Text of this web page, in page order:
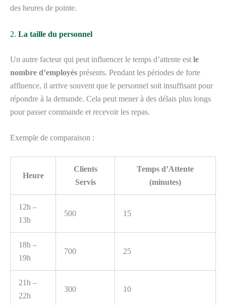
des heures de pointe.
2. La taille du personnel
Un autre facteur qui peut influencer le temps d’attente est le
nombre d’employés présents. Pendant les périodes de forte
affluence, il arrive souvent que le personnel soit insuffisant pour
répondre à la demande. Cela peut mener à des délais plus longs
pour passer commande et recevoir les repas.
Exemple de comparaison :
Heure
Clients
Servis
Temps d’Attente
(minutes)
12h –
13h
500 15
18h –
19h
700 25
21h –
22h
300 10